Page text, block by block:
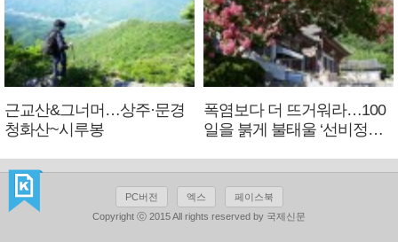
근교산&그너머…상주·문경
청화산~시루봉
폭염보다 더 뜨거워라…100
일을 붉게 불태울 ‘선비정신’
PC버전 엑스
페이스북
Copyright ⓒ 2015 All rights reserved by 국제신문